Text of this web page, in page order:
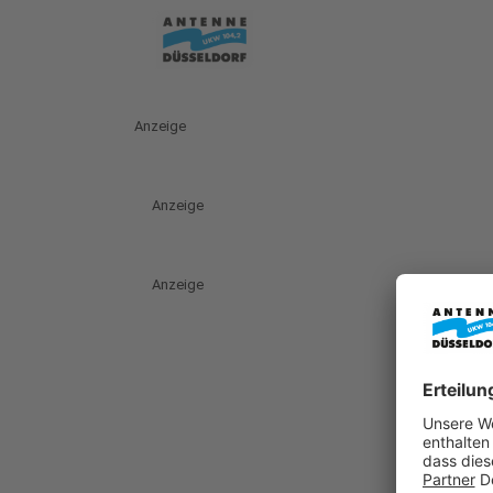
Anzeige
Anzeige
Anzeige